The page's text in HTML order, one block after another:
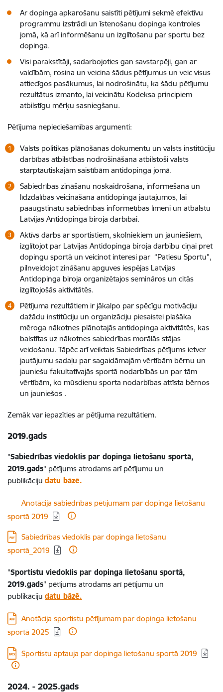
Ar dopinga apkarošanu saistīti pētījumi sekmē efektīvu
programmu izstrādi un īstenošanu dopinga kontroles
jomā, kā arī informēšanu un izglītošanu par sportu bez
dopinga.
Visi parakstītāji, sadarbojoties gan savstarpēji, gan ar
valdībām, rosina un veicina šādus pētījumus un veic visus
attiecīgos pasākumus, lai nodrošinātu, ka šādu pētījumu
rezultātus izmanto, lai veicinātu Kodeksa principiem
atbilstīgu mērķu sasniegšanu.
Pētījuma nepieciešamības argumenti:
Valsts politikas plānošanas dokumentu un valsts institūciju
darbības atbilstības nodrošināšana atbilstoši valsts
starptautiskajām saistībām antidopinga jomā.
Sabiedrības zināšanu noskaidrošana, informēšana un
līdzdalības veicināšana antidopinga jautājumos, lai
paaugstinātu sabiedrības informētības līmeni un atbalstu
Latvijas Antidopinga biroja darbībai.
Aktīvs darbs ar sportistiem, skolniekiem un jauniešiem,
izglītojot par Latvijas Antidopinga biroja darbību cīņai pret
dopingu sportā un veicinot interesi par “Patiesu Sportu”,
pilnveidojot zināšanu apguves iespējas Latvijas
Antidopinga biroja organizētajos semināros un citās
izglītojošās aktivitātēs.
Pētījuma rezultātiem ir jākalpo par spēcīgu motivāciju
dažādu institūciju un organizāciju piesaistei plašāka
mēroga nākotnes plānotajās antidopinga aktivitātēs, kas
balstītas uz nākotnes sabiedrības morālās stājas
veidošanu. Tāpēc arī veiktais Sabiedrības pētījums ietver
jautājumu sadaļu par sagaidāmajām vērtībām bērnu un
jauniešu fakultatīvajās sportā nodarbībās un par tām
vērtībām, ko mūsdienu sporta nodarbības attīsta bērnos
un jauniešos .
Zemāk var iepazīties ar pētījuma rezultātiem.
2019.gads
"Sabiedrības viedoklis par dopinga lietošanu sportā,
2019.gads" pētījums atrodams arī pētījumu un
publikāciju datu bāzē.
Lejupielādēt:
Anotācija sabiedrības pētījumam par dopinga lietošanu
sportā 2019
Lejupielādēt:
Sabiedrības viedoklis par dopinga lietošanu
sportā_2019
"Sportistu viedoklis par dopinga lietošanu sportā,
2019.gads" pētījums atrodams arī pētījumu un
publikāciju datu bāzē.
Lejupielādēt:
Anotācija sportistu pētījumam par dopinga lietošanu
sportā 2025
Lejupielādēt:
Sportistu aptauja par dopinga lietošanu sportā 2019
2024. - 2025.gads